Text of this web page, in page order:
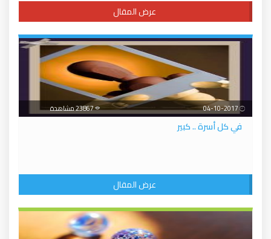
عرض المقال
23867 مشاهدة
في كل أسرة .. كبير
عرض المقال